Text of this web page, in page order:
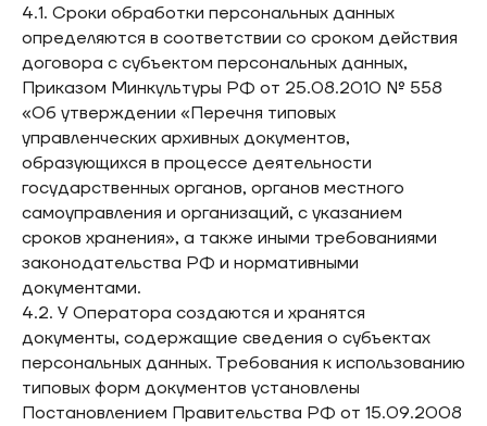
4.1. Сроки обработки персональных данных
определяются в соответствии со сроком действия
договора с субъектом персональных данных,
Приказом Минкультуры РФ от 25.08.2010 № 558
«Об утверждении «Перечня типовых
управленческих архивных документов,
образующихся в процессе деятельности
государственных органов, органов местного
самоуправления и организаций, с указанием
сроков хранения», а также иными требованиями
законодательства РФ и нормативными
документами.
4.2. У Оператора создаются и хранятся
документы, содержащие сведения о субъектах
персональных данных. Требования к использованию
типовых форм документов установлены
Постановлением Правительства РФ от 15.09.2008